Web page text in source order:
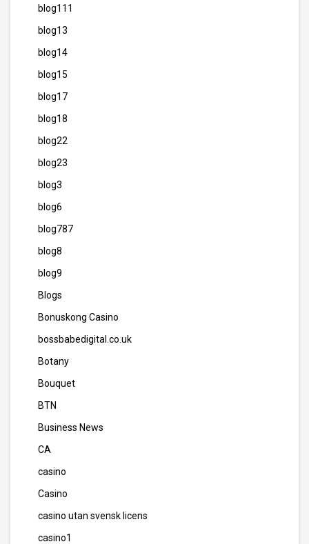
blog111
blog13
blog14
blog15
blog17
blog18
blog22
blog23
blog3
blog6
blog787
blog8
blog9
Blogs
Bonuskong Casino
bossbabedigital.co.uk
Botany
Bouquet
BTN
Business News
CA
casino
Casino
casino utan svensk licens
casino1